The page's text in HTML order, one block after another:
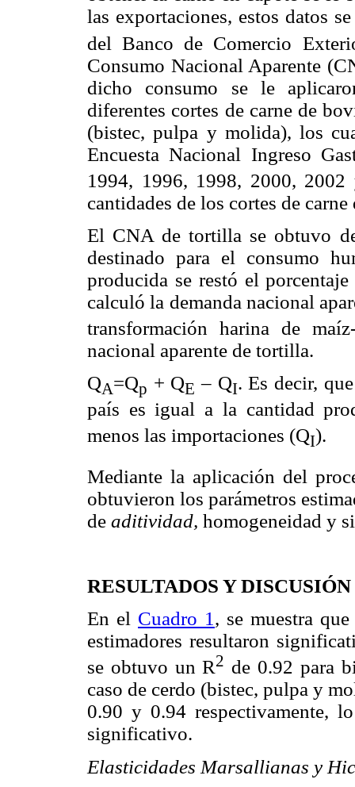
las exportaciones, estos datos
del Banco de Comercio
Consumo Nacional Aparente
dicho consumo se le
diferentes cortes de carne de
(bistec, pulpa y molida), los
Encuesta Nacional Ingreso
1994, 1996, 1998, 2000, 2002
cantidades de los cortes de
El CNA de tortilla se obtuvo
destinado para el consumo
producida se restó el
calculó la demanda nacional
transformación harina de
nacional aparente de tortilla.
QA=Qp + QE – QI. Es decir,
país es igual a la cantidad
menos las importaciones (QI).
Mediante la aplicación del
obtuvieron los parámetros
de aditividad, homogeneidad y
RESULTADOS Y DISCUSIÓN
En el Cuadro 1 , se muestra
estimadores resultaron
se obtuvo un R2 de 0.92 para
caso de cerdo (bistec, pulpa y
0.90 y 0.94 respectivamente,
significativo.
Elasticidades Marsallianas y